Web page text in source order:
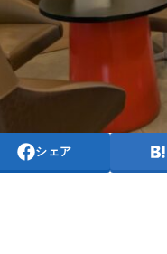
シェア